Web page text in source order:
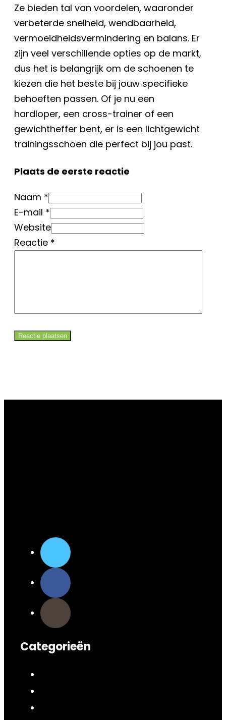
Ze bieden tal van voordelen, waaronder
verbeterde snelheid, wendbaarheid,
vermoeidheidsvermindering en balans. Er
zijn veel verschillende opties op de markt,
dus het is belangrijk om de schoenen te
kiezen die het beste bij jouw specifieke
behoeften passen. Of je nu een
hardloper, een cross-trainer of een
gewichtheffer bent, er is een lichtgewicht
trainingsschoen die perfect bij jou past.
Plaats de eerste reactie
Naam *
E-mail *
Website
Reactie *
Categorieën